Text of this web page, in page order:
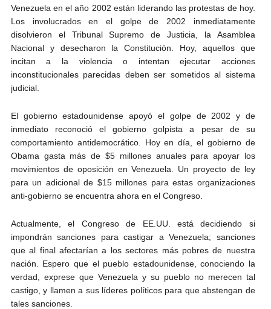
Venezuela en el año 2002 están liderando las protestas de hoy.
Los involucrados en el golpe de 2002 inmediatamente
disolvieron el Tribunal Supremo de Justicia, la Asamblea
Nacional y desecharon la Constitución. Hoy, aquellos que
incitan a la violencia o intentan ejecutar acciones
inconstitucionales parecidas deben ser sometidos al sistema
judicial.
El gobierno estadounidense apoyó el golpe de 2002 y de
inmediato reconoció el gobierno golpista a pesar de su
comportamiento antidemocrático. Hoy en día, el gobierno de
Obama gasta más de $5 millones anuales para apoyar los
movimientos de oposición en Venezuela. Un proyecto de ley
para un adicional de $15 millones para estas organizaciones
anti-gobierno se encuentra ahora en el Congreso.
Actualmente, el Congreso de EE.UU. está decidiendo si
impondrán sanciones para castigar a Venezuela; sanciones
que al final afectarían a los sectores más pobres de nuestra
nación. Espero que el pueblo estadounidense, conociendo la
verdad, exprese que Venezuela y su pueblo no merecen tal
castigo, y llamen a sus líderes políticos para que abstengan de
tales sanciones.